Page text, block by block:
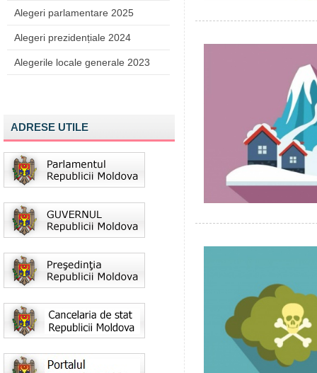
Alegeri parlamentare 2025
Alegeri prezidențiale 2024
Alegerile locale generale 2023
ADRESE UTILE